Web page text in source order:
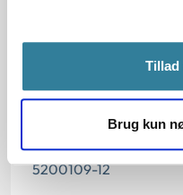
Tillad
Brug kun
§ 84 § 48 § 5 § 41 § 1 § 2
Journalnummer
5200109-12